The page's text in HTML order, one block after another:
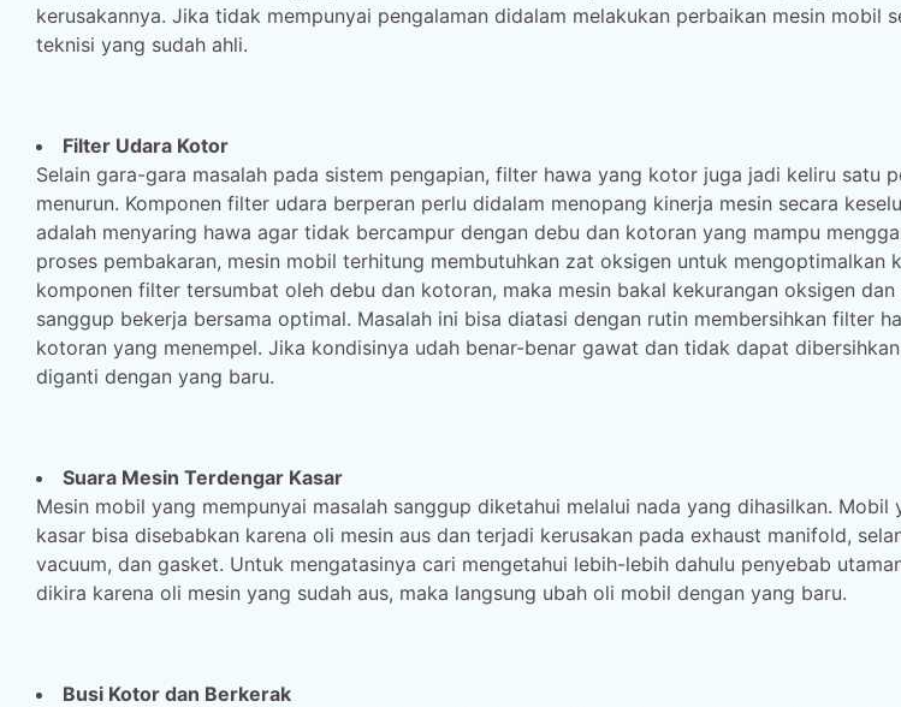
kerusakannya. Jika tidak mempunyai pengalaman didalam melakukan perbaikan mesin mobil
teknisi yang sudah ahli.
Filter Udara Kotor
Selain gara-gara masalah pada sistem pengapian, filter hawa yang kotor juga jadi keliru satu
menurun. Komponen filter udara berperan perlu didalam menopang kinerja mesin secara
adalah menyaring hawa agar tidak bercampur dengan debu dan kotoran yang mampu
proses pembakaran, mesin mobil terhitung membutuhkan zat oksigen untuk mengoptimalkan
komponen filter tersumbat oleh debu dan kotoran, maka mesin bakal kekurangan oksigen
sanggup bekerja bersama optimal. Masalah ini bisa diatasi dengan rutin membersihkan filter
kotoran yang menempel. Jika kondisinya udah benar-benar gawat dan tidak dapat
diganti dengan yang baru.
Suara Mesin Terdengar Kasar
Mesin mobil yang mempunyai masalah sanggup diketahui melalui nada yang dihasilkan. Mobil
kasar bisa disebabkan karena oli mesin aus dan terjadi kerusakan pada exhaust manifold,
vacuum, dan gasket. Untuk mengatasinya cari mengetahui lebih-lebih dahulu penyebab
dikira karena oli mesin yang sudah aus, maka langsung ubah oli mobil dengan yang baru.
Busi Kotor dan Berkerak